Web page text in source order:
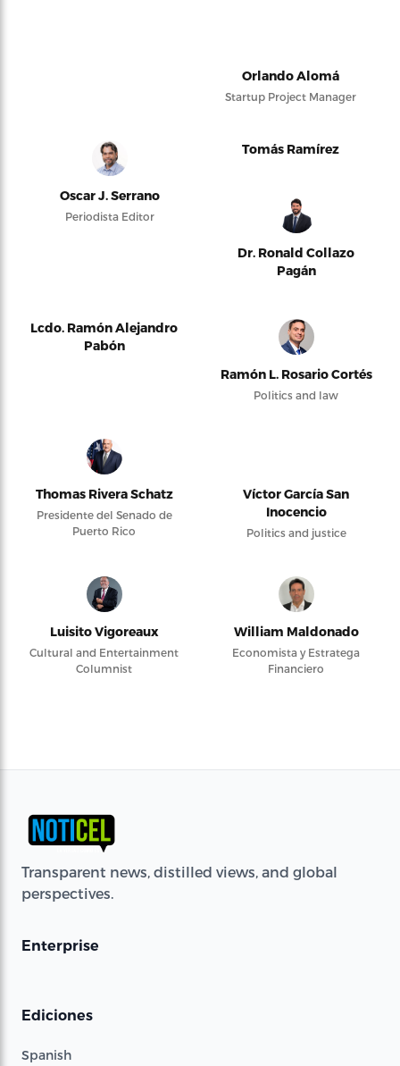
Orlando Alomá
Startup Project Manager
Oscar J. Serrano
Periodista Editor
Tomás Ramírez
Dr. Ronald Collazo
Pagán
Lcdo. Ramón Alejandro
Pabón
Ramón L. Rosario Cortés
Politics and law
Thomas Rivera Schatz
Presidente del Senado de
Puerto Rico
Víctor García San
Inocencio
Politics and justice
Luisito Vigoreaux
Cultural and Entertainment
Columnist
William Maldonado
Economista y Estratega
Financiero
Transparent news, distilled views, and global
perspectives.
Enterprise
Ediciones
Spanish